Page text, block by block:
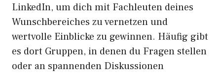
LinkedIn, um dich mit Fachleuten deines
Wunschbereiches zu vernetzen und
wertvolle Einblicke zu gewinnen. Häufig gibt
es dort Gruppen, in denen du Fragen stellen
oder an spannenden Diskussionen